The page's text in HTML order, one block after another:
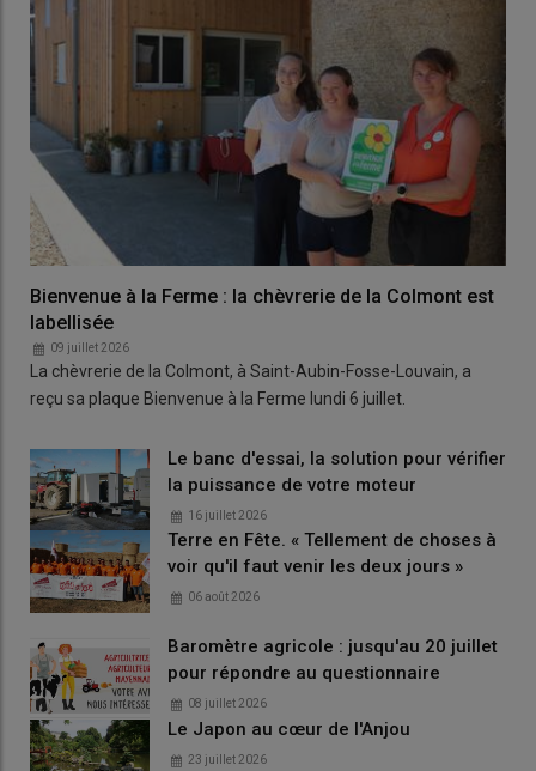
Bienvenue à la Ferme : la chèvrerie de la Colmont est
labellisée
09 juillet 2026
La chèvrerie de la Colmont, à Saint-Aubin-Fosse-Louvain, a
reçu sa plaque Bienvenue à la Ferme lundi 6 juillet.
Le banc d'essai, la solution pour vérifier
la puissance de votre moteur
16 juillet 2026
Terre en Fête. « Tellement de choses à
voir qu'il faut venir les deux jours »
06 août 2026
Baromètre agricole : jusqu'au 20 juillet
pour répondre au questionnaire
08 juillet 2026
Le Japon au cœur de l'Anjou
23 juillet 2026